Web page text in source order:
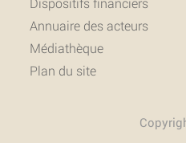
Annuaire des acteurs
Médiathèque
Plan du site